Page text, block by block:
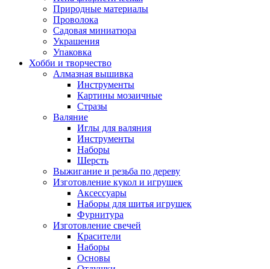
Природные материалы
Проволока
Садовая миниатюра
Украшения
Упаковка
Хобби и творчество
Алмазная вышивка
Инструменты
Картины мозаичные
Стразы
Валяние
Иглы для валяния
Инструменты
Наборы
Шерсть
Выжигание и резьба по дереву
Изготовление кукол и игрушек
Аксессуары
Наборы для шитья игрушек
Фурнитура
Изготовление свечей
Красители
Наборы
Основы